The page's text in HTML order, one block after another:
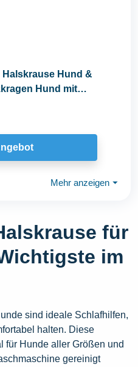
Halskrause Hund &
Hund mit
Mehr anzeigen ⏷
für
im
sind ideale Schlafhilfen,
halten. Diese
für Hunde aller Größen und
gereinigt